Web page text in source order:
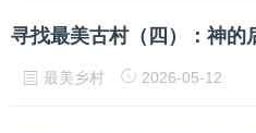
最美乡村 2026-05-12